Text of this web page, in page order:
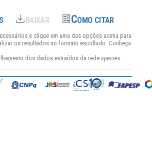
e clique em uma das opções acima para
os resultados no formato escolhido. Conheça
dos dados extraídos da rede species